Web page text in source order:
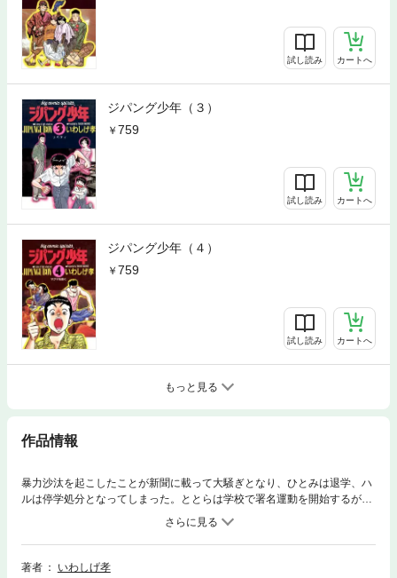
試し読み カートへ
ジパング少年（３）
759
試し読み カートへ
ジパング少年（４）
759
試し読み カートへ
もっと見る
作品情報
暴力沙汰を起こしたことが新聞に載って大騒ぎとなり、ひとみは退学、ハ
ルは停学処分となってしまった。ととらは学校で署名運動を開始するが、
生徒たちはマスコミにまで取り上げられた今回の事件におびえてしまい、
最初署名すると言っていた生徒たちも署名を嫌がるようになる。
著者
いわしげ孝